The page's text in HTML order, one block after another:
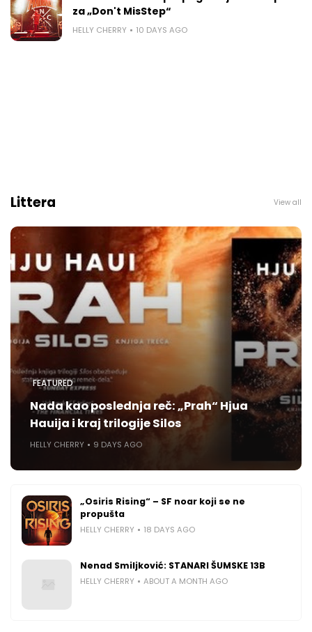
za „Don't MisStep“
HELLY CHERRY 10 DAYS AGO
Littera View all
FEATURED
Nada kao poslednja reč: „Prah“ Hjua
Hauija i kraj trilogije Silos
HELLY CHERRY 9 DAYS AGO
„Osiris Rising“ – SF noar koji se ne
propušta
HELLY CHERRY 18 DAYS AGO
Nenad Smiljković: STANARI ŠUMSKE 13B
HELLY CHERRY ABOUT A MONTH AGO